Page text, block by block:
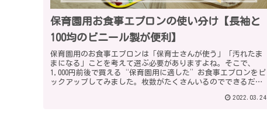
保育園用お食事エプロンの使い分け【長袖と
100均のビニール製が便利】
保育園用のお食事エプロンは「保育士さんが使う」「汚れたま
まになる」ことを考えて選ぶ必要がありますよね。そこで、
1,000円前後で買える“保育園用に適した”お食事エプロンをピ
ックアップしてみました。枚数がたくさんいるのでできるだけ
2022.03.24